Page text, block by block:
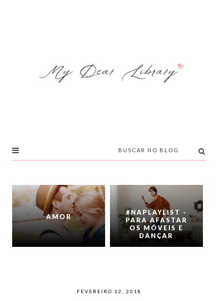
AMOR
#NAPLAYLIST -
PARA AFASTAR
OS MÓVEIS E
DANÇAR
FEVEREIRO 12, 2018